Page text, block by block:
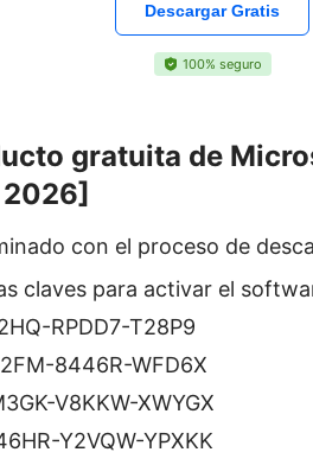
Descargar Gratis
100% seguro
gratuita de
con el proceso de
claves para activar el
RPDD7-T28P9
8446R-WFD6X
V8KKW-XWYGX
Y2VQW-YPXKK